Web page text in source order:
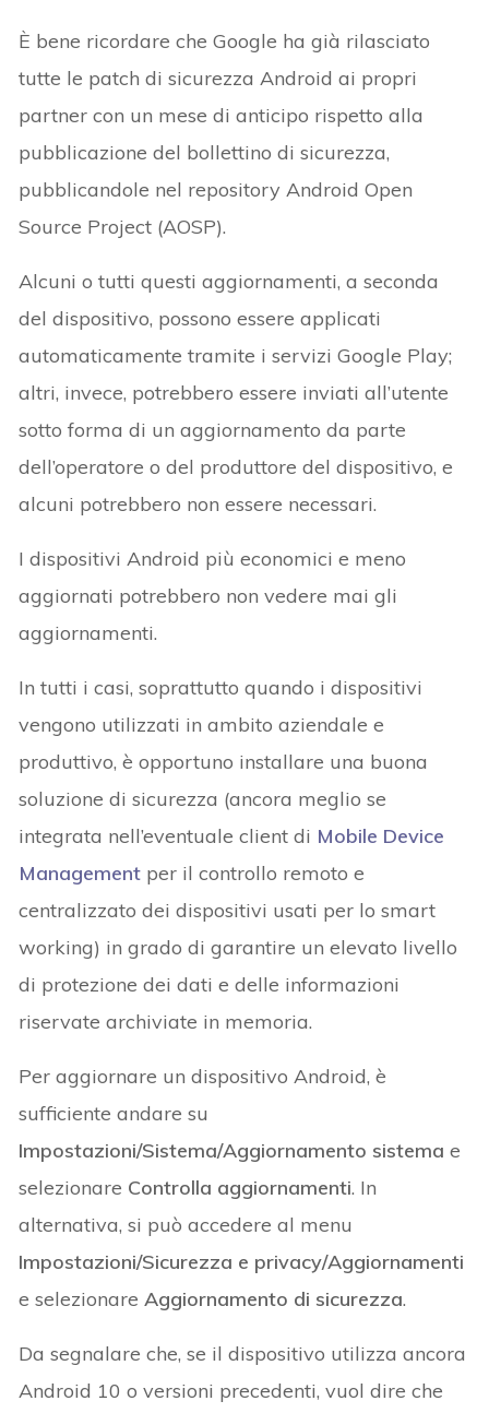
È bene ricordare che Google ha già rilasciato
tutte le patch di sicurezza Android ai propri
partner con un mese di anticipo rispetto alla
pubblicazione del bollettino di sicurezza,
pubblicandole nel repository Android Open
Source Project (AOSP).
Alcuni o tutti questi aggiornamenti, a seconda
del dispositivo, possono essere applicati
automaticamente tramite i servizi Google Play;
altri, invece, potrebbero essere inviati all’utente
sotto forma di un aggiornamento da parte
dell’operatore o del produttore del dispositivo, e
alcuni potrebbero non essere necessari.
I dispositivi Android più economici e meno
aggiornati potrebbero non vedere mai gli
aggiornamenti.
In tutti i casi, soprattutto quando i dispositivi
vengono utilizzati in ambito aziendale e
produttivo, è opportuno installare una buona
soluzione di sicurezza (ancora meglio se
integrata nell’eventuale client di Mobile Device
Management per il controllo remoto e
centralizzato dei dispositivi usati per lo smart
working) in grado di garantire un elevato livello
di protezione dei dati e delle informazioni
riservate archiviate in memoria.
Per aggiornare un dispositivo Android, è
sufficiente andare su
Impostazioni/Sistema/Aggiornamento sistema e
selezionare Controlla aggiornamenti. In
alternativa, si può accedere al menu
Impostazioni/Sicurezza e privacy/Aggiornamenti
e selezionareAggiornamento di sicurezza.
Da segnalare che, se il dispositivo utilizza ancora
Android 10 o versioni precedenti, vuol dire che